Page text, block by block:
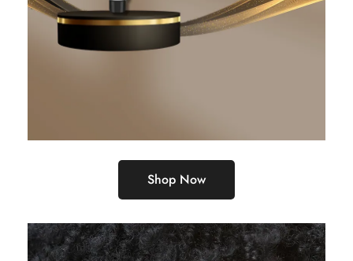
Shop Now